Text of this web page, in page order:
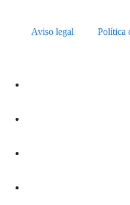
Aviso legal Política